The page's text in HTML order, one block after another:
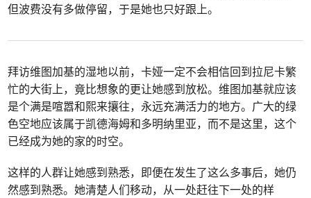
但波费没有多做停留，于是她也只好跟上。
拜访维图加基的湿地以前，卡娅一定不会相信回到拉尼卡繁
忙的大街上，竟比想象的更让她感到放松。维图加基就应该
是个满是喧嚣和熙来攘往，永远充满活力的地方。广大的绿
色空地应该属于凯德海姆和多明纳里亚，而不是这里，这个
已经成为她的家的时空。
这样的人群让她感到熟悉，即便在发生了这么多事后，她仍
然感到熟悉。她清楚人们移动，从一处赶往下一处的样